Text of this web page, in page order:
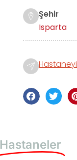
Şehir
Isparta
Hastaneler